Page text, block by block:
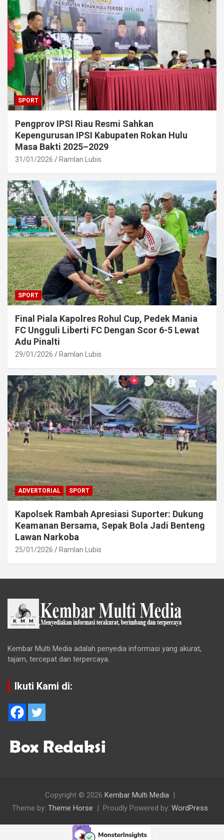
SPORT
Pengprov IPSI Riau Resmi Sahkan
Kepengurusan IPSI Kabupaten Rokan Hulu
Masa Bakti 2025–2029
31/01/2026 Ramlan Lubis
SPORT
Final Piala Kapolres Rohul Cup, Pedek Mania
FC Ungguli Liberti FC Dengan Scor 6-5 Lewat
Adu Pinalti
29/01/2026 Ramlan Lubis
ADVERTORIAL SPORT
Kapolsek Rambah Apresiasi Suporter: Dukung
Keamanan Bersama, Sepak Bola Jadi Benteng
Lawan Narkoba
25/01/2026 Ramlan Lubis
Kembar Multi Media adalah penyedia informasi yang akurat,
tajam, tercepat dan terpercaya.
Ikuti Kami di:
Copyright © 2026 Kembar Multi Media
Theme by: Theme Horse Proudly Powered by: WordPress